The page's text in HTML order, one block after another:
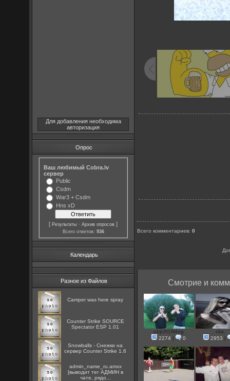
Для добавления необходима
авторизация
Опрос
Ваш любимый Cobra.lv
сервер
Public
Csdm
War3 + Csdm
Hns xD
[Результаты ·Архив опросов ]
Всего ответов: 936
Календарь
Разное из Файлов
Camper was here spray
Counter Strike SOURCE
Spectator ESP 1.01
Snowballs - Снежки на
сервер Counter Strike 1.6
admin_name_ru.amxx
[выводит тег АДМИН в
чате, рядо...
Всего комментариев:0
Смотрие и
nIqU!t1N4eg
2274 | 0
cka.
2953
|